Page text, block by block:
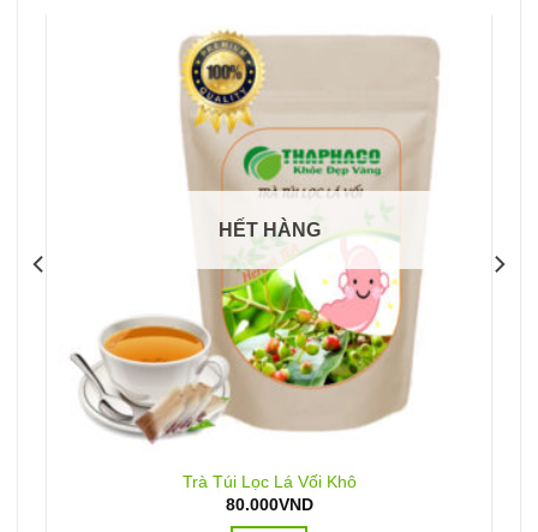
HẾT HÀNG
Trà Túi Lọc Lá Vối Khô
80.000VND